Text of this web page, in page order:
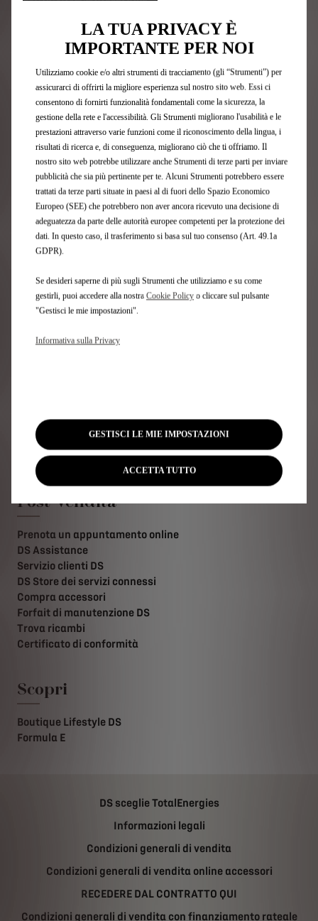
Iscrizione newsletter
Modelli DS
Auto 100 % Elettriche
DS hybrid e plug-in hybrid
Auto Ibride Plug-in
SUV
Berline
Offerte private
Offerte business
Edizioni limitate DS
Link utili
Pronta consegna
Contattaci
Test drive
Newsletter
Post-Vendita
Prenota un appuntamento online
DS Assistance
Servizio clienti DS
DS Store dei servizi connessi
Compra accessori
Forfait di manutenzione DS
Trova ricambi
Certificato di conformità
Scopri
Boutique Lifestyle DS
Formula E
DS sceglie TotalEnergies
Informazioni legali
Condizioni generali di vendita
Condizioni generali di vendita online accessori
RECEDERE DAL CONTRATTO QUI
Condizioni generali di vendita con finanziamento rateale
LA TUA PRIVACY È
IMPORTANTE PER NOI
Utilizziamo cookie e/o altri strumenti di tracciamento (gli “Strumenti”) per
assicurarci di offrirti la migliore esperienza sul nostro sito web. Essi ci
consentono di fornirti funzionalità fondamentali come la sicurezza, la
gestione della rete e l'accessibilità. Gli Strumenti migliorano l'usabilità e le
prestazioni attraverso varie funzioni come il riconoscimento della lingua, i
risultati di ricerca e, di conseguenza, migliorano ciò che ti offriamo. Il
nostro sito web potrebbe utilizzare anche Strumenti di terze parti per inviare
pubblicità che sia più pertinente per te. Alcuni Strumenti potrebbero essere
trattati da terze parti situate in paesi al di fuori dello Spazio Economico
Europeo (SEE) che potrebbero non aver ancora ricevuto una decisione di
adeguatezza da parte delle autorità europee competenti per la protezione dei
dati. In questo caso, il trasferimento si basa sul tuo consenso (Art. 49.1a
GDPR).
Se desideri saperne di più sugli Strumenti che utilizziamo e su come
gestirli, puoi accedere alla nostra Cookie Policy o cliccare sul pulsante
"Gestisci le mie impostazioni".
Informativa sulla Privacy
GESTISCI LE MIE IMPOSTAZIONI
ACCETTA TUTTO